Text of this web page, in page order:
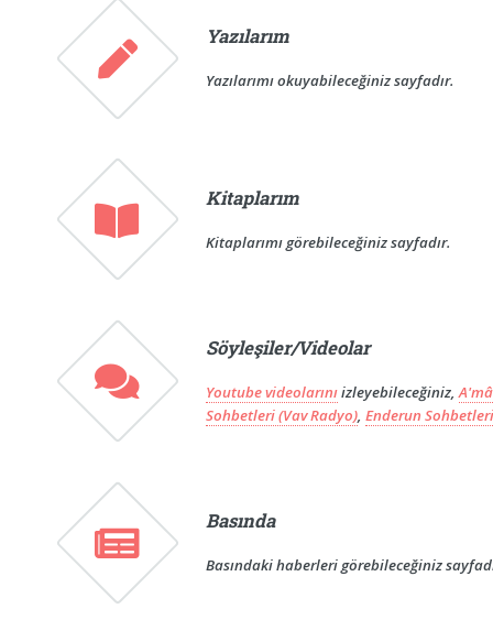
Yazılarım
Yazılarımı okuyabileceğiniz sayfadır.
Kitaplarım
Kitaplarımı görebileceğiniz sayfadır.
Söyleşiler/Videolar
Youtube videolarınıizleyebileceğiniz,
Sohbetleri (Vav Radyo), Enderun
Basında
Basındaki haberleri görebileceğiniz